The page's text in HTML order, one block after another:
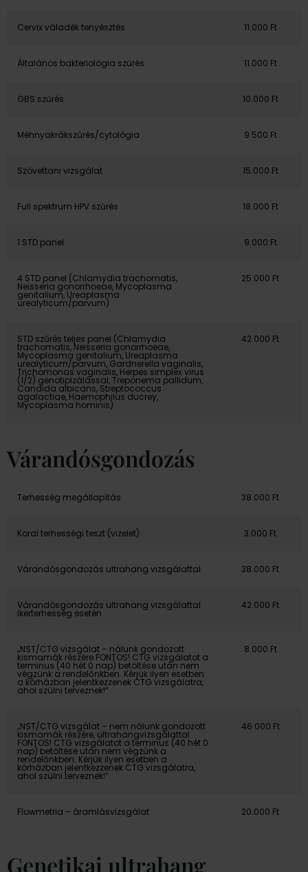
Cervix váladék tenyésztés 11.000 Ft
Általános bakteriológia szűrés 11.000 Ft
GBS szűrés 10.000 Ft
Méhnyakrákszűrés/cytológia 9.500 Ft
Szövettani vizsgálat 15.000 Ft
Full spektrum HPV szűrés 18.000 Ft
1 STD panel 9.000 Ft
4 STD panel (Chlamydia trachomatis,
Neisseria gonorrhoeae, Mycoplasma
genitalium, Ureaplasma
urealyticum/parvum)
25.000 Ft
STD szűrés teljes panel (Chlamydia
trachomatis, Neisseria gonorrhoeae,
Mycoplasma genitalium, Ureaplasma
urealyticum/parvum, Gardnerella vaginalis,
Trichomonas vaginalis, Herpes simplex virus
(1/2) genotipizálással, Treponema pallidum,
Candida albicans, Streptococcus
agalactiae, Haemophilus ducrey,
Mycoplasma hominis)
42.000 Ft
Várandósgondozás
Terhesség megállapítás 38.000 Ft
Korai terhességi teszt (vizelet) 3.000 Ft
Várandósgondozás ultrahang vizsgálattal 38.000 Ft
Várandósgondozás ultrahang vizsgálattal
ikerterhesség esetén
42.000 Ft
„NST/CTG vizsgálat – nálunk gondozott
kismamák részére FONTOS! CTG vizsgálatot a
terminus (40 hét 0 nap) betöltése után nem
végzünk a rendelőnkben. Kérjük ilyen esetben
a kórházban jelentkezzenek CTG vizsgálatra,
ahol szülni terveznek!”
8.000 Ft
„NST/CTG vizsgálat – nem nálunk gondozott
kismamák részére, ultrahangvizsgálattal
FONTOS! CTG vizsgálatot a terminus (40 hét 0
nap) betöltése után nem végzünk a
rendelőnkben. Kérjük ilyen esetben a
kórházban jelentkezzenek CTG vizsgálatra,
ahol szülni terveznek!”
46.000 Ft
Flowmetria – áramlásvizsgálat 20.000 Ft
Genetikai ultrahang